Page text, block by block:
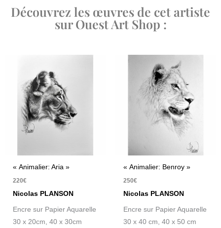
Découvrez les œuvres de cet artiste
sur Ouest Art Shop :
« Animalier: Aria »
220€
Nicolas PLANSON
Encre sur Papier Aquarelle
30 x 20cm, 40 x 30cm
« Animalier: Benroy »
250€
Nicolas PLANSON
Encre sur Papier Aquarelle
30 x 40 cm, 40 x 50 cm